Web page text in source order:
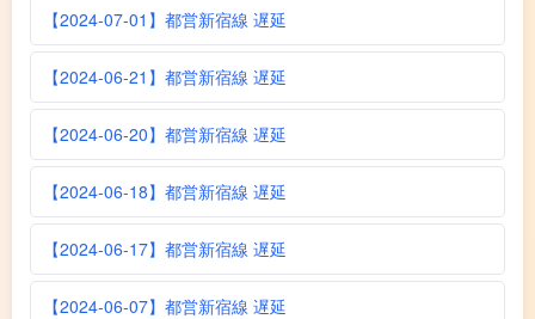
【2024-07-01】都営新宿線 遅延
【2024-06-21】都営新宿線 遅延
【2024-06-20】都営新宿線 遅延
【2024-06-18】都営新宿線 遅延
【2024-06-17】都営新宿線 遅延
【2024-06-07】都営新宿線 遅延